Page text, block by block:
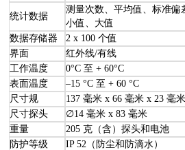
统计数据
测量次数、平均值、标准偏
小值、大值
数据存储器
2 x 100 个值
界面
红外线/有线
工作温度
0°C 至 + 60°C
表面温度
–15 °C 至 + 60 °C
尺寸规
137 毫米 x 66 毫米 x 23 毫米
尺寸探头
∅14 毫米 x 83 毫米
重量
205 克（含）探头和电池
防护等级
IP 52（防尘和防滴水）